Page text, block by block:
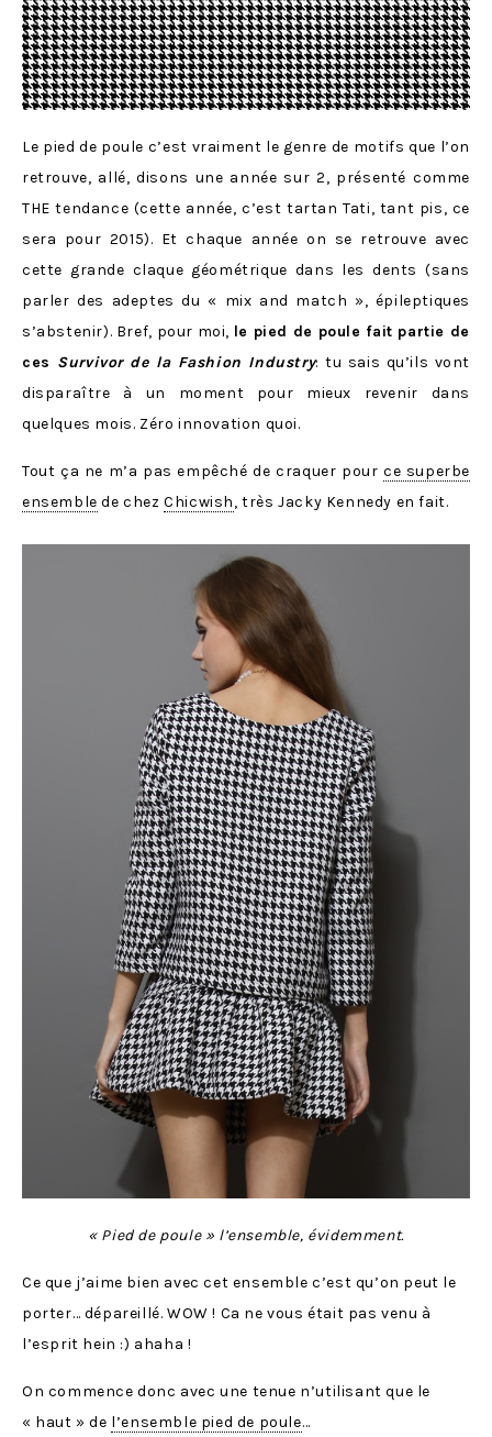
Le pied de poule c’est vraiment le genre de motifs que l’on
retrouve, allé, disons une année sur 2, présenté comme
THE tendance (cette année, c’est tartan Tati, tant pis, ce
sera pour 2015). Et chaque année on se retrouve avec
cette grande claque géométrique dans les dents (sans
parler des adeptes du « mix and match », épileptiques
s’abstenir). Bref, pour moi, le pied de poule fait partie de
ces Survivor de la Fashion Industry: tu sais qu’ils vont
disparaître à un moment pour mieux revenir dans
quelques mois. Zéro innovation quoi.
Tout ça ne m’a pas empêché de craquer pour ce superbe
ensemble de chezChicwish, très Jacky Kennedy en fait.
« Pied de poule » l’ensemble, évidemment.
Ce que j’aime bien avec cet ensemble c’est qu’on peut le
porter… dépareillé. WOW ! Ca ne vous était pas venu à
l’esprit hein :) ahaha !
On commence donc avec une tenue n’utilisant que le
« haut » de l’ensemble pied de poule…